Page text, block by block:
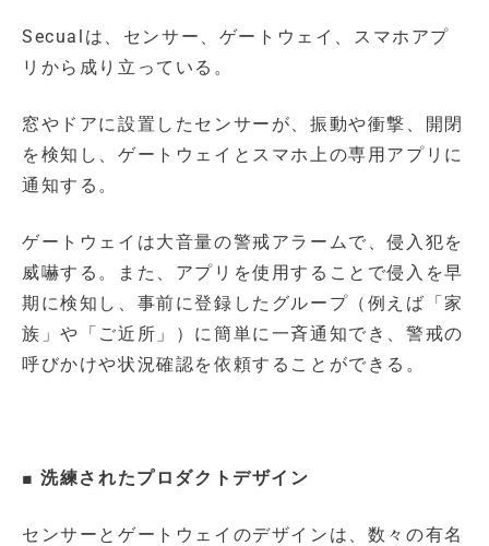
Secualは、センサー、ゲートウェイ、スマホアプ
リから成り立っている。
窓やドアに設置したセンサーが、振動や衝撃、開閉
を検知し、ゲートウェイとスマホ上の専用アプリに
通知する。
ゲートウェイは大音量の警戒アラームで、侵入犯を
威嚇する。また、アプリを使用することで侵入を早
期に検知し、事前に登録したグループ（例えば「家
族」や「ご近所」）に簡単に一斉通知でき、警戒の
呼びかけや状況確認を依頼することができる。
■ 洗練されたプロダクトデザイン
センサーとゲートウェイのデザインは、数々の有名